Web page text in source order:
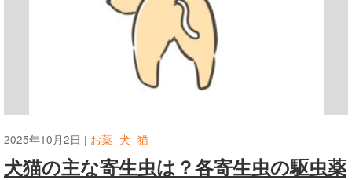
2025年10月2日 | お薬 犬 猫
犬猫の主な寄生虫は？各寄生虫の駆虫薬